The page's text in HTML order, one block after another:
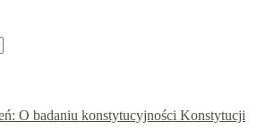
O badaniu konstytucyjności Konstytucji